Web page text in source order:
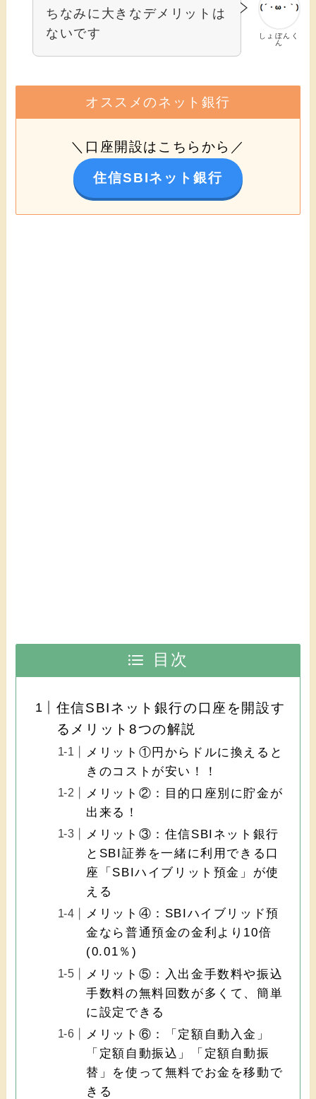
しょぼんく
ん
ちなみに大きなデメリットは
ないです
オススメのネット銀行
＼口座開設はこちらから／
住信SBIネット銀行
目次
住信SBIネット銀行の口座を開設す
るメリット8つの解説
メリット①円からドルに換えると
きのコストが安い！！
メリット②：目的口座別に貯金が
出来る！
メリット③：住信SBIネット銀行
とSBI証券を一緒に利用できる口
座「SBIハイブリット預金」が使
える
メリット④：SBIハイブリッド預
金なら普通預金の金利より10倍
(0.01％)
メリット⑤：入出金手数料や振込
手数料の無料回数が多くて、簡単
に設定できる
メリット⑥：「定額自動入金」
「定額自動振込」「定額自動振
替」を使って無料でお金を移動で
きる